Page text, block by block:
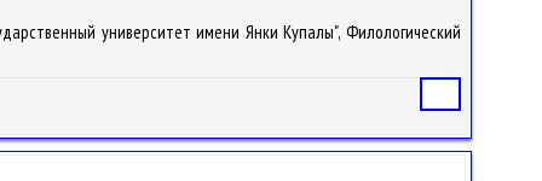
университет имени Янки Купалы", Филологический